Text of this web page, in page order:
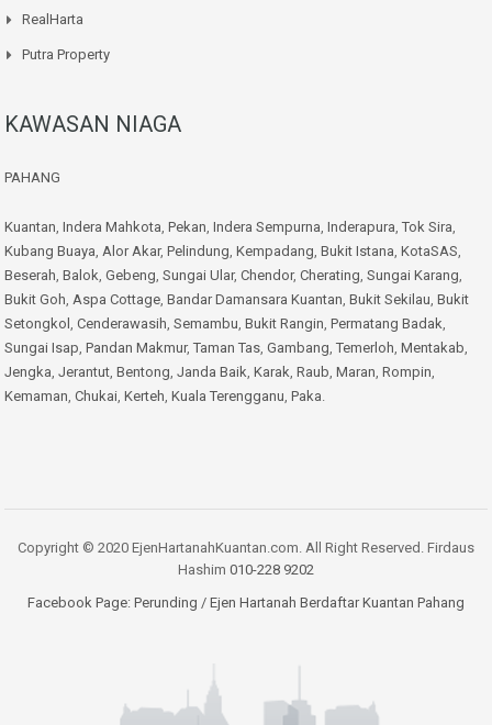
RealHarta
Putra Property
KAWASAN NIAGA
PAHANG
Kuantan Indera Mahkota Pekan Indera Sempurna Inderapura Tok Sira
Kubang Buaya Alor Akar, Pelindung Kempadang Bukit Istana KotaSAS
Beserah Balok Gebeng Sungai Ular, Chendor, Cherating Sungai Karang
Bukit Goh Aspa Cottage Bandar Damansara Kuantan Bukit Sekilau Bukit
Setongkol Cenderawasih Semambu Bukit Rangin Permatang Badak
Sungai Isap Pandan Makmur, Taman Tas Gambang Temerloh Mentakab
Jengka Jerantut Bentong Janda Baik Karak Raub Maran Rompin
Kemaman Chukai Kerteh Kuala Terengganu Paka
Copyright © 2020 EjenHartanahKuantan.com. All Right Reserved. Firdaus
Hashim 010-228 9202
Facebook Page: Perunding / Ejen Hartanah Berdaftar Kuantan Pahang